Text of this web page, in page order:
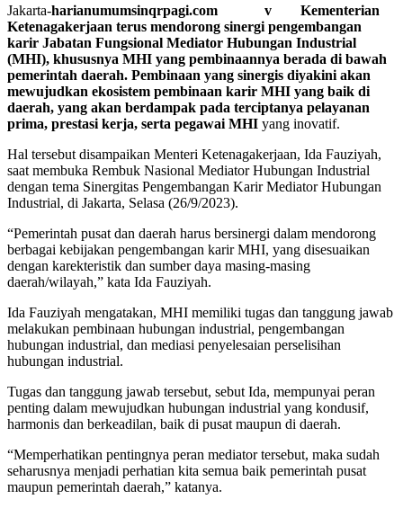
Jakarta-harianumumsinqrpagi.com v Kementerian
Ketenagakerjaan terus mendorong sinergi pengembangan
karir Jabatan Fungsional Mediator Hubungan Industrial
(MHI), khususnya MHI yang pembinaannya berada di bawah
pemerintah daerah. Pembinaan yang sinergis diyakini akan
mewujudkan ekosistem pembinaan karir MHI yang baik di
daerah, yang akan berdampak pada terciptanya pelayanan
prima, prestasi kerja, serta pegawai MHI yang inovatif.
Hal tersebut disampaikan Menteri Ketenagakerjaan, Ida Fauziyah,
saat membuka Rembuk Nasional Mediator Hubungan Industrial
dengan tema Sinergitas Pengembangan Karir Mediator Hubungan
Industrial, di Jakarta, Selasa (26/9/2023).
“Pemerintah pusat dan daerah harus bersinergi dalam mendorong
berbagai kebijakan pengembangan karir MHI, yang disesuaikan
dengan karekteristik dan sumber daya masing-masing
daerah/wilayah,” kata Ida Fauziyah.
Ida Fauziyah mengatakan, MHI memiliki tugas dan tanggung jawab
melakukan pembinaan hubungan industrial, pengembangan
hubungan industrial, dan mediasi penyelesaian perselisihan
hubungan industrial.
Tugas dan tanggung jawab tersebut, sebut Ida, mempunyai peran
penting dalam mewujudkan hubungan industrial yang kondusif,
harmonis dan berkeadilan, baik di pusat maupun di daerah.
“Memperhatikan pentingnya peran mediator tersebut, maka sudah
seharusnya menjadi perhatian kita semua baik pemerintah pusat
maupun pemerintah daerah,” katanya.